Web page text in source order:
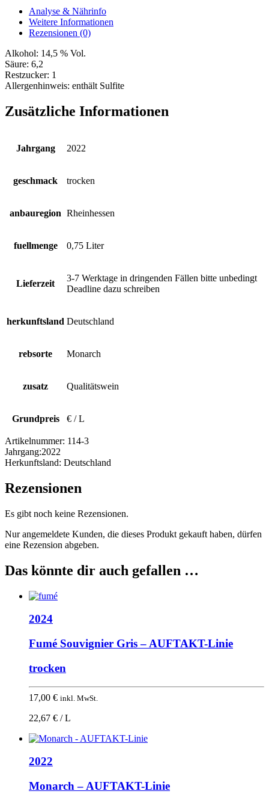
Analyse & Nährinfo
Weitere Informationen
Rezensionen (0)
Alkohol: 14,5 % Vol.
Säure: 6,2
Restzucker: 1
Allergenhinweis: enthält Sulfite
Zusätzliche Informationen
Jahrgang 2022
geschmack trocken
anbauregion Rheinhessen
fuellmenge 0,75 Liter
Lieferzeit
3-7 Werktage in dringenden Fällen bitte unbedingt
Deadline dazu schreiben
herkunftsland Deutschland
rebsorte Monarch
zusatz Qualitätswein
Grundpreis € / L
Artikelnummer: 114-3
Jahrgang:2022
Herkunftsland: Deutschland
Rezensionen
Es gibt noch keine Rezensionen.
Nur angemeldete Kunden, die dieses Produkt gekauft haben, dürfen
eine Rezension abgeben.
Das könnte dir auch gefallen …
2024
Fumé Souvignier Gris – AUFTAKT-Linie
trocken
17,00 € inkl. MwSt.
22,67 € / L
2022
Monarch – AUFTAKT-Linie